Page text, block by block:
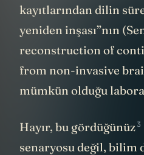
kayıtlarından dilin
yeniden inşası”nın
reconstruction of
from non-invasive
mümkün olduğu
Hayır, bu gördüğünüz3
senaryosu değil, bilim